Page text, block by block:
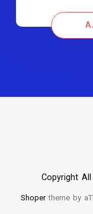
Copyright
Shopertheme by